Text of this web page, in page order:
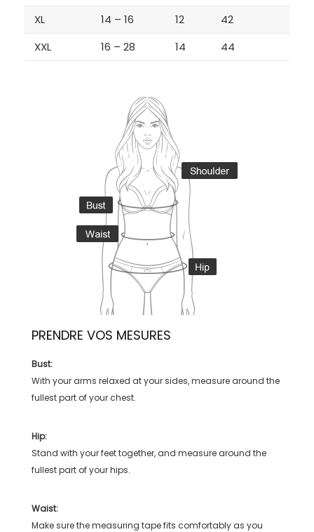
XL
14 – 16 12
42
XXL
16 – 28 14 44
PRENDRE VOS MESURES
Bust:
With your arms relaxed at your sides, measure around the
fullest part of your chest.
Hip:
Stand with your feet together, and measure around the
fullest part of your hips.
Waist:
Make sure the measuring tape fits comfortably as you